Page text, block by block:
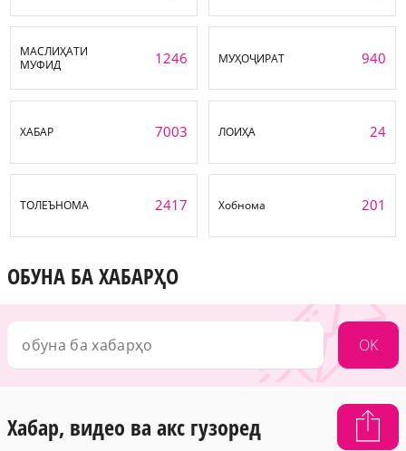
МАСЛИҲАТИ
МУФИД
1246 МУҲОҶИРАТ 940
ХАБАР 7003 ЛОИҲА 24
ТОЛЕЪНОМА 2417 Хобнома 201
ОБУНА БА ХАБАРҲО
OK
Хабар, видео ва акс гузоред